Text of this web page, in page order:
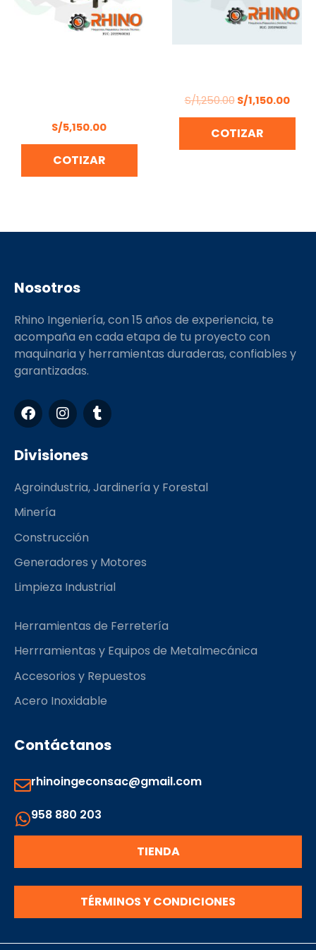
S/5,150.00
COTIZAR
S/1,250.00 S/1,150.00
COTIZAR
Nosotros
Rhino Ingeniería, con 15 años de experiencia, te
acompaña en cada etapa de tu proyecto con
maquinaria y herramientas duraderas, confiables y
garantizadas.
F
a
c
e
b
o
k
I
n
s
t
a
r
T
u
m
Divisiones
Agroindustria, Jardinería y Forestal
Minería
Construcción
Generadores y Motores
Limpieza Industrial
Herramientas de Ferretería
Herrramientas y Equipos de Metalmecánica
Accesorios y Repuestos
Acero Inoxidable
Contáctanos
rhinoingeconsac@gmail.com
958 880 203
TIENDA
TÉRMINOS Y CONDICIONES